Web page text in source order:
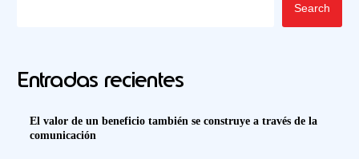
Search
Entradas recientes
El valor de un beneficio también se construye a través de la
comunicación